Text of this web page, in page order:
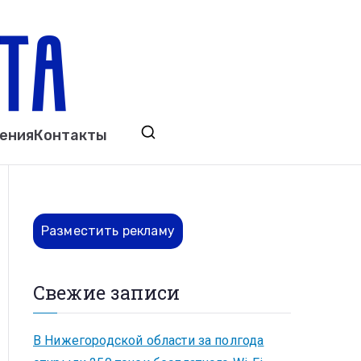
Выкса. Муром. Кулебаки. Навашино,
Контакты
Разместить рекламу
Свежие записи
В Нижегородской области за полгода